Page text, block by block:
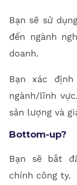
Bạn sẽ sử
đến ngành
doanh.
Bạn xác
ngành/lĩnh
sản lượng và
Bottom-up?
Bạn sẽ bắt
chính công ty.